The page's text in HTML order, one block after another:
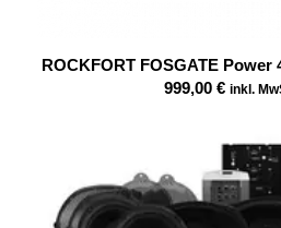
ROCKFORT FOSGATE Power
999,00 € inkl.